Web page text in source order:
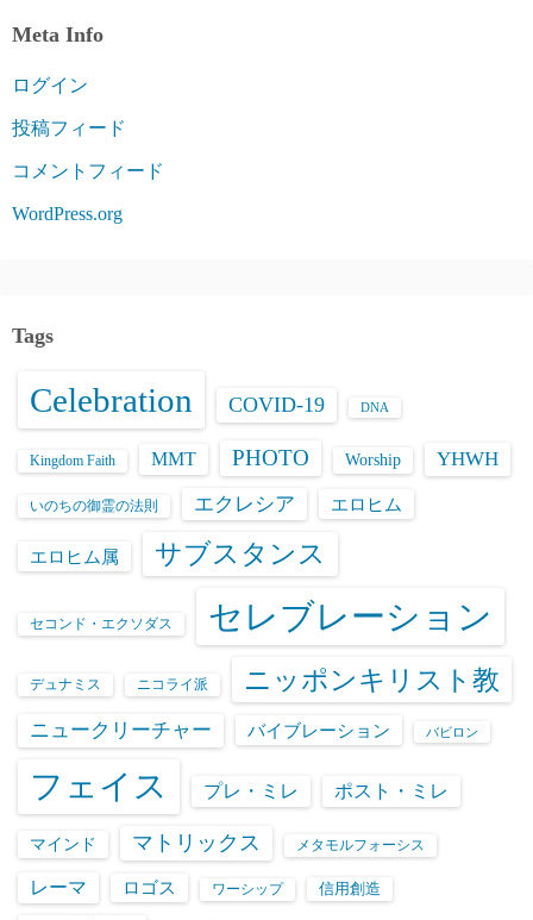
Meta Info
ログイン
投稿フィード
コメントフィード
WordPress.org
Tags
Celebration COVID-19 DNA
Kingdom Faith MMT PHOTO Worship YHWH
いのちの御霊の法則 エクレシア エロヒム
エロヒム属 サブスタンス
セコンド・エクソダス セレブレーション
デュナミス ニコライ派 ニッポンキリスト教
ニュークリーチャー バイブレーション バビロン
フェイス プレ・ミレ ポスト・ミレ
マインド マトリックス メタモルフォーシス
レーマ ロゴス ワーシップ 信用創造